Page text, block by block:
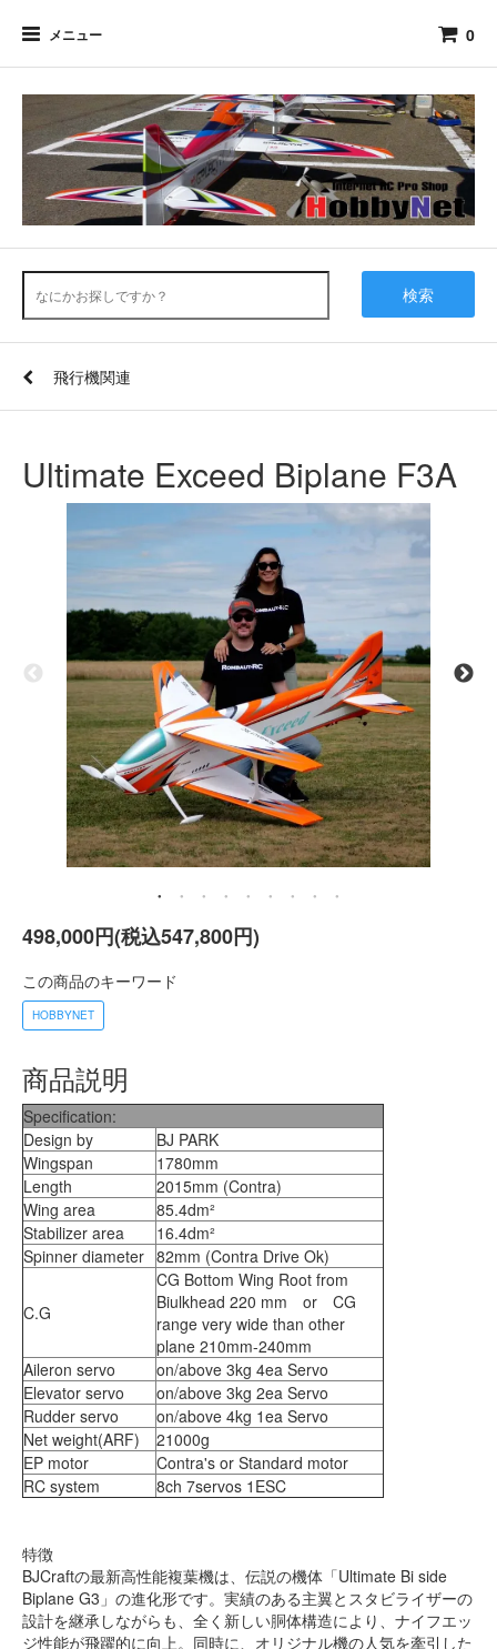
メニュー 0
検索
飛行機関連
Ultimate Exceed Biplane F3A
498,000円(税込547,800円)
この商品のキーワード
HOBBYNET
商品説明
Specification:
Design by
BJ PARK
Wingspan
1780mm
Length
2015mm (Contra)
Wing area
85.4dm²
Stabilizer area
16.4dm²
Spinner diameter 82mm (Contra Drive Ok)
C.G
CG Bottom Wing Root from
Biulkhead 220 mm or CG
range very wide than other
plane 210mm-240mm
Aileron servo
on/above 3kg 4ea Servo
Elevator servo
on/above 3kg 2ea Servo
Rudder servo
on/above 4kg 1ea Servo
Net weight(ARF)
21000g
EP motor
Contra's or Standard motor
RC system
8ch 7servos 1ESC
特徴
BJCraftの最新高性能複葉機は、伝説の機体「Ultimate Bi side
Biplane G3」の進化形です。実績のある主翼とスタビライザーの
設計を継承しながらも、全く新しい胴体構造により、ナイフエッ
ジ性能が飛躍的に向上。同時に、オリジナル機の人気を牽引した